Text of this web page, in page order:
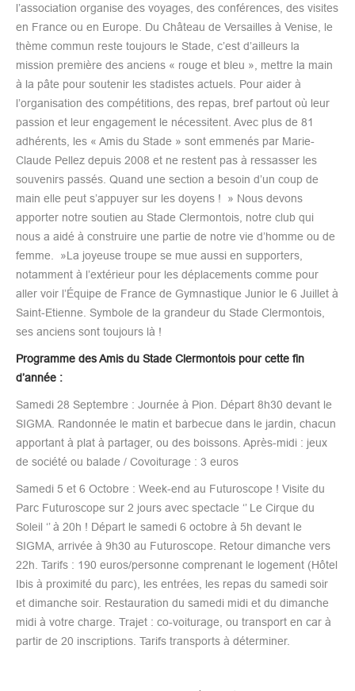
l’association organise des voyages, des conférences, des visites
en France ou en Europe. Du Château de Versailles à Venise, le
thème commun reste toujours le Stade, c’est d’ailleurs la
mission première des anciens « rouge et bleu », mettre la main
à la pâte pour soutenir les stadistes actuels. Pour aider à
l’organisation des compétitions, des repas, bref partout où leur
passion et leur engagement le nécessitent. Avec plus de 81
adhérents, les « Amis du Stade » sont emmenés par Marie-
Claude Pellez depuis 2008 et ne restent pas à ressasser les
souvenirs passés. Quand une section a besoin d’un coup de
main elle peut s’appuyer sur les doyens ! » Nous devons
apporter notre soutien au Stade Clermontois, notre club qui
nous a aidé à construire une partie de notre vie d’homme ou de
femme. »La joyeuse troupe se mue aussi en supporters,
notamment à l’extérieur pour les déplacements comme pour
aller voir l’Équipe de France de Gymnastique Junior le 6 Juillet à
Saint-Etienne. Symbole de la grandeur du Stade Clermontois,
ses anciens sont toujours là !
Programme des Amis du Stade Clermontois pour cette fin
d’année :
Samedi 28 Septembre : Journée à Pion. Départ 8h30 devant le
SIGMA. Randonnée le matin et barbecue dans le jardin, chacun
apportant à plat à partager, ou des boissons. Après-midi : jeux
de société ou balade / Covoiturage : 3 euros
Samedi 5 et 6 Octobre : Week-end au Futuroscope ! Visite du
Parc Futuroscope sur 2 jours avec spectacle ‘’ Le Cirque du
Soleil ‘’ à 20h ! Départ le samedi 6 octobre à 5h devant le
SIGMA, arrivée à 9h30 au Futuroscope. Retour dimanche vers
22h. Tarifs : 190 euros/personne comprenant le logement (Hôtel
Ibis à proximité du parc), les entrées, les repas du samedi soir
et dimanche soir. Restauration du samedi midi et du dimanche
midi à votre charge. Trajet : co-voiturage, ou transport en car à
partir de 20 inscriptions. Tarifs transports à déterminer.